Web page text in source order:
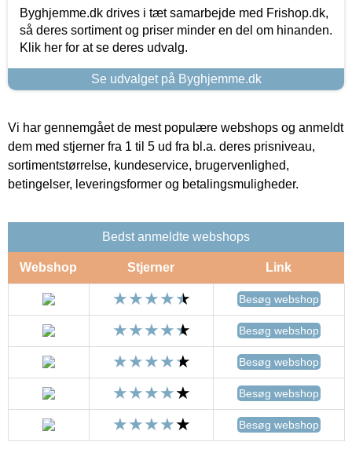
Byghjemme.dk drives i tæt samarbejde med Frishop.dk,
så deres sortiment og priser minder en del om hinanden.
Klik her for at se deres udvalg.
Se udvalget på Byghjemme.dk
Vi har gennemgået de mest populære webshops og anmeldt
dem med stjerner fra 1 til 5 ud fra bl.a. deres prisniveau,
sortimentstørrelse, kundeservice, brugervenlighed,
betingelser, leveringsformer og betalingsmuligheder.
Bedst anmeldte webshops
Webshop Stjerner Link
Besøg webshop
Besøg webshop
Besøg webshop
Besøg webshop
Besøg webshop